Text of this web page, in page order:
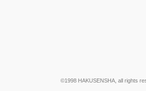
©1998 HAKUSENSHA, all rights